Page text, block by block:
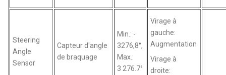
Steering
Angle
Sensor
Capteur d'angle
de braquage
Min.: -
3276,8°,
Max.:
3 276.7°
Virage à
gauche:
Augmentation
Virage à
droite: